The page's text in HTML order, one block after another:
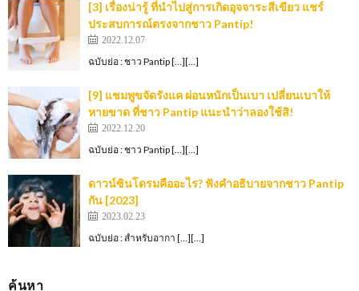
[3] เรื่องน่ารู้ ที่นำไปสู่การเกิดอุจจาระสีเขียว แชร์
ประสบการณ์ตรงจากชาว Pantip!
2022.12.07
ฉบับย่อ : ชาว Pantip […][…]
[9] แชมพูขจัดรังแค ผ่อนหนักเป็นเบา เปลี่ยนเบาให้
หายขาด ที่ชาว Pantip แนะนำว่าลองใช้สิ!
2022.12.20
ฉบับย่อ : ชาว Pantip […][…]
ดาวน์ซินโดรมคืออะไร? ฟังคำอธิบายจากชาว Pantip
กัน [2023]
2023.02.23
ฉบับย่อ : สำหรับอากา […][…]
ค้นหา